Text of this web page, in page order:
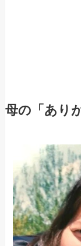
母の「あり